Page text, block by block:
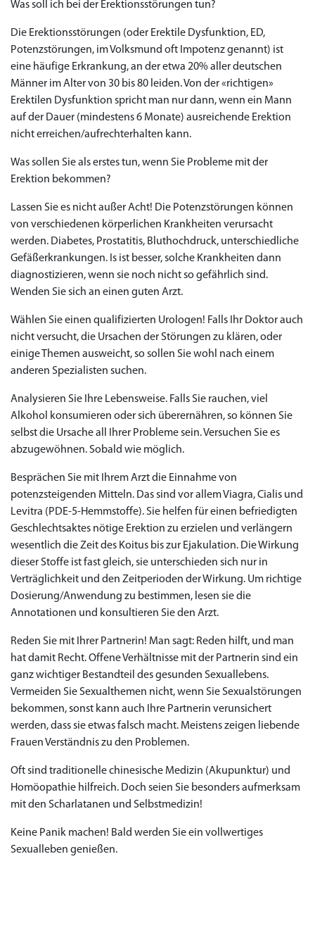
Was soll ich bei der Erektionsstörungen tun?
Die Erektionsstörungen (oder Erektile Dysfunktion, ED,
Potenzstörungen, im Volksmund oft Impotenz genannt) ist
eine häufige Erkrankung, an der etwa 20% aller deutschen
Männer im Alter von 30 bis 80 leiden. Von der «richtigen»
Erektilen Dysfunktion spricht man nur dann, wenn ein Mann
auf der Dauer (mindestens 6 Monate) ausreichende Erektion
nicht erreichen/aufrechterhalten kann.
Was sollen Sie als erstes tun, wenn Sie Probleme mit der
Erektion bekommen?
Lassen Sie es nicht außer Acht! Die Potenzstörungen können
von verschiedenen körperlichen Krankheiten verursacht
werden. Diabetes, Prostatitis, Bluthochdruck, unterschiedliche
Gefäßerkrankungen. Is ist besser, solche Krankheiten dann
diagnostizieren, wenn sie noch nicht so gefährlich sind.
Wenden Sie sich an einen guten Arzt.
Wählen Sie einen qualifizierten Urologen! Falls Ihr Doktor auch
nicht versucht, die Ursachen der Störungen zu klären, oder
einige Themen ausweicht, so sollen Sie wohl nach einem
anderen Spezialisten suchen.
Analysieren Sie Ihre Lebensweise. Falls Sie rauchen, viel
Alkohol konsumieren oder sich überernähren, so können Sie
selbst die Ursache all Ihrer Probleme sein. Versuchen Sie es
abzugewöhnen. Sobald wie möglich.
Besprächen Sie mit Ihrem Arzt die Einnahme von
potenzsteigenden Mitteln. Das sind vor allem Viagra, Cialis und
Levitra (PDE-5-Hemmstoffe). Sie helfen für einen befriedigten
Geschlechtsaktes nötige Erektion zu erzielen und verlängern
wesentlich die Zeit des Koitus bis zur Ejakulation. Die Wirkung
dieser Stoffe ist fast gleich, sie unterschieden sich nur in
Verträglichkeit und den Zeitperioden der Wirkung. Um richtige
Dosierung/Anwendung zu bestimmen, lesen sie die
Annotationen und konsultieren Sie den Arzt.
Reden Sie mit Ihrer Partnerin! Man sagt: Reden hilft, und man
hat damit Recht. Offene Verhältnisse mit der Partnerin sind ein
ganz wichtiger Bestandteil des gesunden Sexuallebens.
Vermeiden Sie Sexualthemen nicht, wenn Sie Sexualstörungen
bekommen, sonst kann auch Ihre Partnerin verunsichert
werden, dass sie etwas falsch macht. Meistens zeigen liebende
Frauen Verständnis zu den Problemen.
Oft sind traditionelle chinesische Medizin (Akupunktur) und
Homöopathie hilfreich. Doch seien Sie besonders aufmerksam
mit den Scharlatanen und Selbstmedizin!
Keine Panik machen! Bald werden Sie ein vollwertiges
Sexualleben genießen.